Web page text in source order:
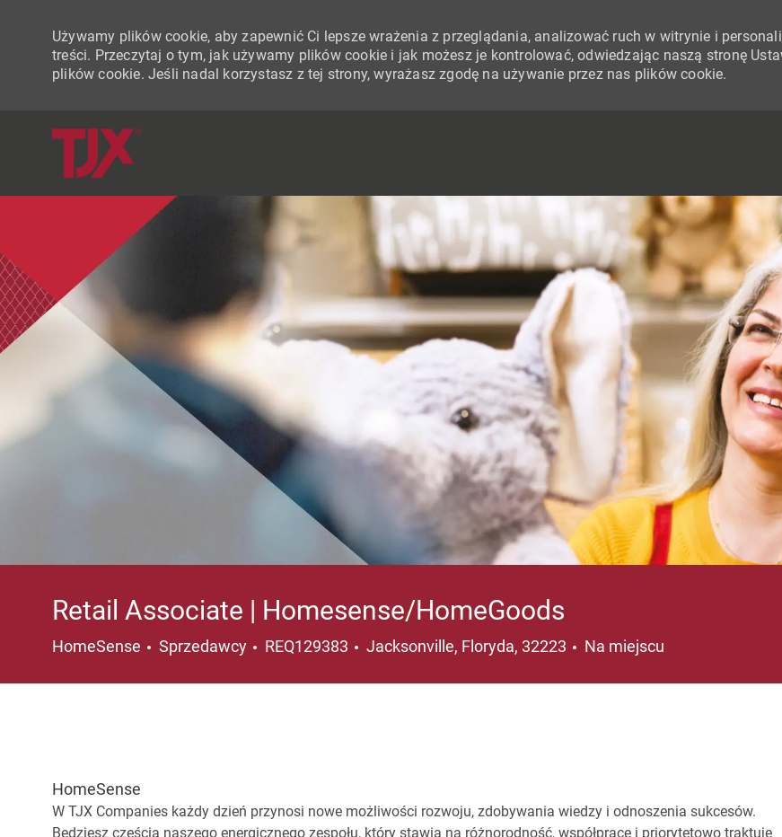
Używamy plików cookie, aby zapewnić Ci lepsze wrażenia z przeglądania, analizować ruch w witrynie i
treści. Przeczytaj o tym, jak używamy plików cookie i jak możesz je kontrolować, odwiedzając naszą stronę
plików cookie. Jeśli nadal korzystasz z tej strony, wyrażasz zgodę na używanie przez nas plików cookie.
Retail Associate | Homesense/HomeGoods
HomeSense Kategoria
Sprzedawcy REQ129383 Lokalizacja
Jacksonville, Floryda, 32223 Na miejscu
HomeSense
W TJX Companies każdy dzień przynosi nowe możliwości rozwoju, zdobywania wiedzy i odnoszenia sukcesów.
Będziesz częścią naszego energicznego zespołu, który stawia na różnorodność, współpracę i priorytetowo traktuje